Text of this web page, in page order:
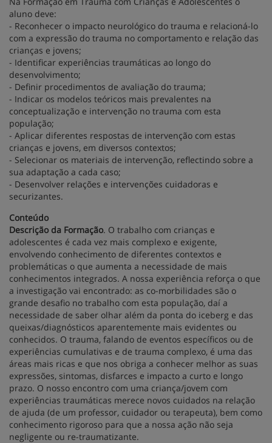
aluno deve:
- Reconhecer o impacto neurológico do trauma e relacioná-lo
com a expressão do trauma no comportamento e relação das
crianças e jovens;
- Identificar experiências traumáticas ao longo do
desenvolvimento;
- Definir procedimentos de avaliação do trauma;
- Indicar os modelos teóricos mais prevalentes na
conceptualização e intervenção no trauma com esta
população;
- Aplicar diferentes respostas de intervenção com estas
crianças e jovens, em diversos contextos;
- Selecionar os materiais de intervenção, reflectindo sobre a
sua adaptação a cada caso;
- Desenvolver relações e intervenções cuidadoras e
securizantes.
Conteúdo
Descrição da Formação. O trabalho com crianças e
adolescentes é cada vez mais complexo e exigente,
envolvendo conhecimento de diferentes contextos e
problemáticas o que aumenta a necessidade de mais
conhecimentos integrados. A nossa experiência reforça o que
a investigação vai encontrado: as co-morbilidades são o
grande desafio no trabalho com esta população, daí a
necessidade de saber olhar além da ponta do iceberg e das
queixas/diagnósticos aparentemente mais evidentes ou
conhecidos. O trauma, falando de eventos específicos ou de
experiências cumulativas e de trauma complexo, é uma das
áreas mais ricas e que nos obriga a conhecer melhor as suas
expressões, sintomas, disfarces e impacto a curto e longo
prazo. O nosso encontro com uma criança/jovem com
experiências traumáticas merece novos cuidados na relação
de ajuda (de um professor, cuidador ou terapeuta), bem como
conhecimento rigoroso para que a nossa ação não seja
negligente ou re-traumatizante.